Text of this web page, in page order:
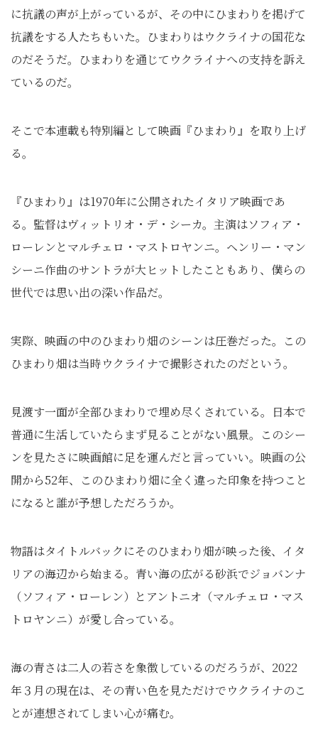
に抗議の声が上がっているが、その中にひまわりを掲げて
抗議をする人たちもいた。ひまわりはウクライナの国花な
のだそうだ。ひまわりを通じてウクライナへの支持を訴え
ているのだ。
そこで本連載も特別編として映画『ひまわり』を取り上げ
る。
『ひまわり』は1970年に公開されたイタリア映画であ
る。監督はヴィットリオ・デ・シーカ。主演はソフィア・
ローレンとマルチェロ・マストロヤンニ。ヘンリー・マン
シーニ作曲のサントラが大ヒットしたこともあり、僕らの
世代では思い出の深い作品だ。
実際、映画の中のひまわり畑のシーンは圧巻だった。この
ひまわり畑は当時ウクライナで撮影されたのだという。
見渡す一面が全部ひまわりで埋め尽くされている。日本で
普通に生活していたらまず見ることがない風景。このシー
ンを見たさに映画館に足を運んだと言っていい。映画の公
開から52年、このひまわり畑に全く違った印象を持つこと
になると誰が予想しただろうか。
物語はタイトルバックにそのひまわり畑が映った後、イタ
リアの海辺から始まる。青い海の広がる砂浜でジョバンナ
（ソフィア・ローレン）とアントニオ（マルチェロ・マス
トロヤンニ）が愛し合っている。
海の青さは二人の若さを象徴しているのだろうが、2022
年３月の現在は、その青い色を見ただけでウクライナのこ
とが連想されてしまい心が痛む。